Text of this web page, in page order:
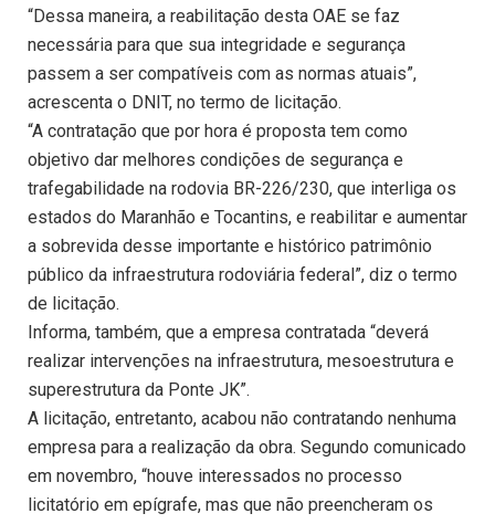
“Dessa maneira, a reabilitação desta OAE se faz
necessária para que sua integridade e segurança
passem a ser compatíveis com as normas atuais”,
acrescenta o DNIT, no termo de licitação.
“A contratação que por hora é proposta tem como
objetivo dar melhores condições de segurança e
trafegabilidade na rodovia BR-226/230, que interliga os
estados do Maranhão e Tocantins, e reabilitar e aumentar
a sobrevida desse importante e histórico patrimônio
público da infraestrutura rodoviária federal”, diz o termo
de licitação.
Informa, também, que a empresa contratada “deverá
realizar intervenções na infraestrutura, mesoestrutura e
superestrutura da Ponte JK”.
A licitação, entretanto, acabou não contratando nenhuma
empresa para a realização da obra. Segundo comunicado
em novembro, “houve interessados no processo
licitatório em epígrafe, mas que não preencheram os